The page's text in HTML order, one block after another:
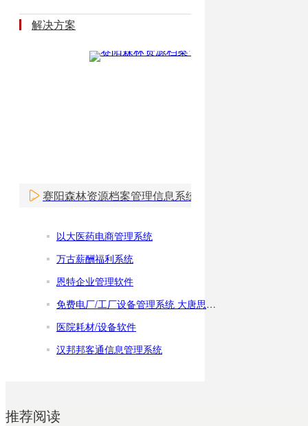
解决方案
赛阳森林资源档案管理信息系统
以大医药电商管理系统
万古薪酬福利系统
恩特企业管理软件
免费电厂/工厂设备管理系统 大唐思拓设备管理系统软件下载
医院耗材/设备软件
汉邦邦客通信息管理系统
推荐阅读